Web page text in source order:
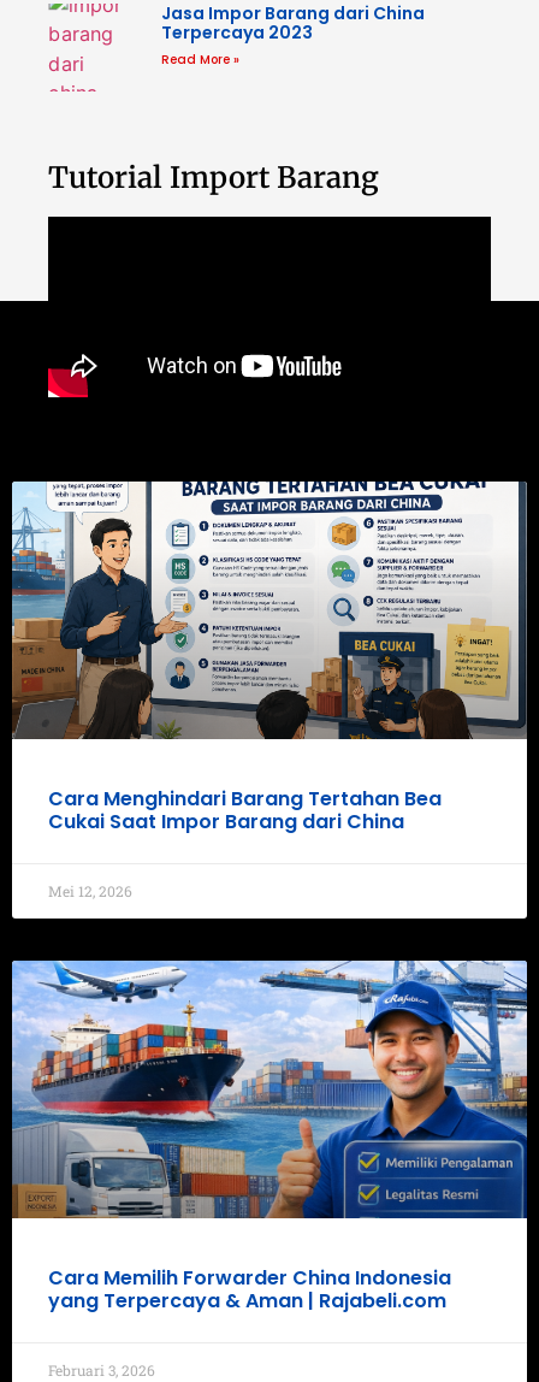
Jasa Impor Barang dari China
Terpercaya 2023
Read More »
Tutorial Import Barang
Cara Menghindari Barang Tertahan Bea
Cukai Saat Impor Barang dari China
Mei 12, 2026
Cara Memilih Forwarder China Indonesia
yang Terpercaya & Aman | Rajabeli.com
Februari 3, 2026